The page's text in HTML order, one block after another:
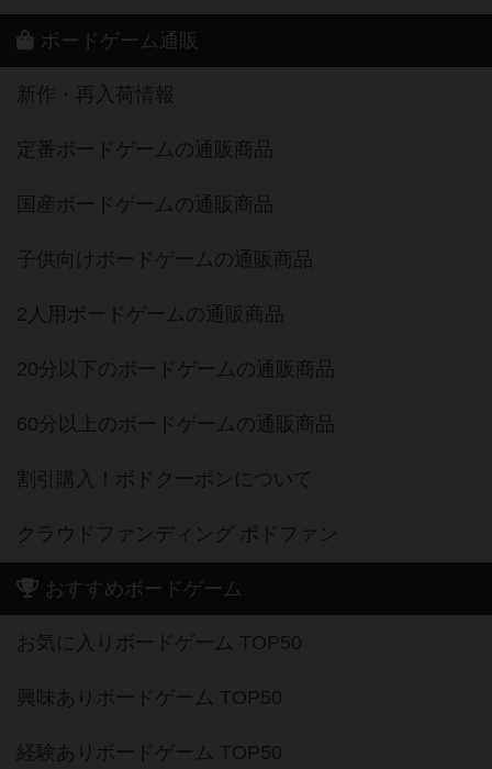
ボードゲーム通販
新作・再入荷情報
定番ボードゲームの通販商品
国産ボードゲームの通販商品
子供向けボードゲームの通販商品
2人用ボードゲームの通販商品
20分以下のボードゲームの通販商品
60分以上のボードゲームの通販商品
割引購入！ボドクーポンについて
クラウドファンディング ボドファン
おすすめボードゲーム
お気に入りボードゲーム TOP50
興味ありボードゲーム TOP50
経験ありボードゲーム TOP50